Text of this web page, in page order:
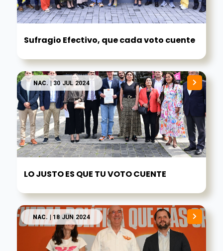
Sufragio Efectivo, que cada voto cuente
NAC. | 30 JUL 2024
LO JUSTO ES QUE TU VOTO CUENTE
NAC. | 18 JUN 2024